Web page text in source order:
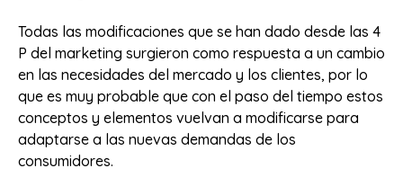
Todas las modificaciones que se han dado desde las 4
P del marketing surgieron como respuesta a un cambio
en las necesidades del mercado y los clientes, por lo
que es muy probable que con el paso del tiempo estos
conceptos y elementos vuelvan a modificarse para
adaptarse a las nuevas demandas de los
consumidores.